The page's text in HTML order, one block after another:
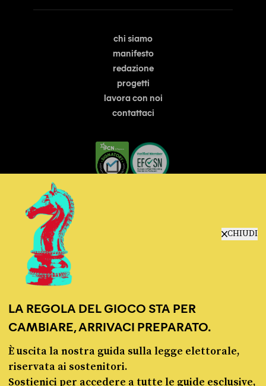
CHIUDI
LA REGOLA DEL GIOCO STA PER
CAMBIARE, ARRIVACI PREPARATO.
È uscita la nostra guida sulla legge elettorale,
riservata ai sostenitori.
Sostienici per accedere a tutte le guide esclusive,
chi siamo
manifesto
redazione
progetti
lavora con noi
contattaci
Pagella Politica è una testata registrata presso il Tribunale di Milano, n. 55 del 8